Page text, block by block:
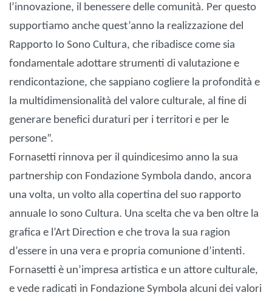
l’innovazione, il benessere delle comunità. Per questo
supportiamo anche quest’anno la realizzazione del
Rapporto Io Sono Cultura, che ribadisce come sia
fondamentale adottare strumenti di valutazione e
rendicontazione, che sappiano cogliere la profondità e
la multidimensionalità del valore culturale, al fine di
generare benefici duraturi per i territori e per le
persone”.
Fornasetti rinnova per il quindicesimo anno la sua
partnership con Fondazione Symbola dando, ancora
una volta, un volto alla copertina del suo rapporto
annuale Io sono Cultura. Una scelta che va ben oltre la
grafica e l’Art Direction e che trova la sua ragion
d’essere in una vera e propria comunione d’intenti.
Fornasetti è un’impresa artistica e un attore culturale,
e vede radicati in Fondazione Symbola alcuni dei valori